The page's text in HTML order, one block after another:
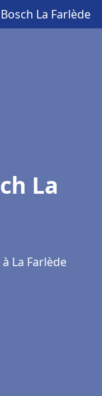
La Farlède
La
La Farlède